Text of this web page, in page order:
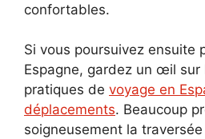
confortables.
Si vous poursuivez ensuite
Espagne, gardez un œil sur
pratiques de voyage en
déplacements. Beaucoup
soigneusement la